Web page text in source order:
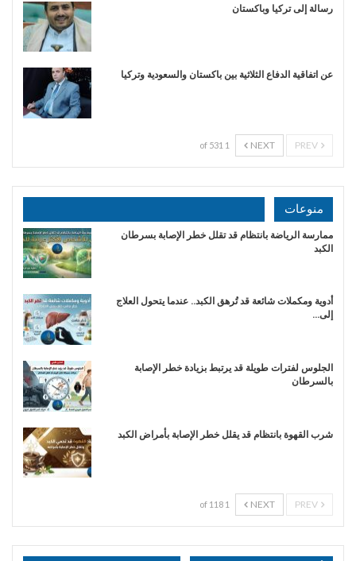
رسالة إلى تركيا وباكستان
عن اتفاقية الدفاع الثلاثية بين باكستان والسعودية وتركيا
NEXT
1 of 531
منوعات
ممارسة الرياضة بانتظام قد تقلل خطر الإصابة بسرطان
الكبد
أدوية ومكملات شائعة قد تُرهق الكبد.. عندما يتحول العلاج
إلى…
الجلوس لفترات طويلة قد يرتبط بزيادة خطر الإصابة
بالسرطان
شرب القهوة بانتظام قد يقلل خطر الإصابة بأمراض الكبد
NEXT
1 of 118